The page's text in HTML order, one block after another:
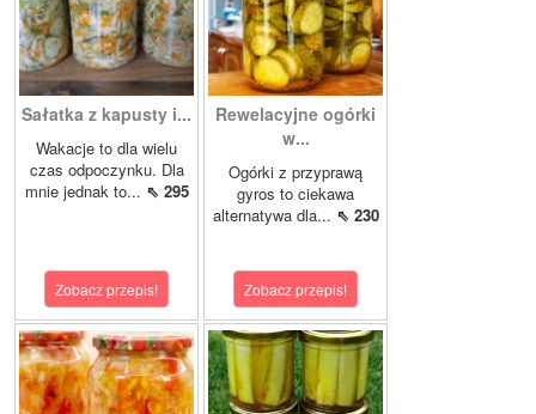
Sałatka z kapusty i...
Wakacje to dla wielu
czas odpoczynku. Dla
mnie jednak to... ⇖ 295
Zobacz przepis!
Rewelacyjne ogórki
w...
Ogórki z przyprawą
gyros to ciekawa
alternatywa dla... ⇖ 230
Zobacz przepis!